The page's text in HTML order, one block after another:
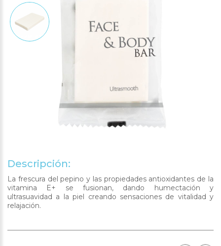
Descripción:
La frescura del pepino y las propiedades antioxidantes de la
vitamina E+ se fusionan, dando humectación y
ultrasuavidad a la piel creando sensaciones de vitalidad y
relajación.